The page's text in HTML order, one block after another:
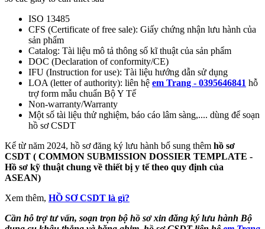
ISO 13485
CFS (Certificate of free sale): Giấy chứng nhận lưu hành của
sản phẩm
Catalog: Tài liệu mô tả thông số kĩ thuật của sản phẩm
DOC (Declaration of conformity/CE)
IFU (Instruction for use): Tài liệu hướng dẫn sử dụng
LOA (letter of authority): liên hệ em Trang - 0395646841 hỗ
trợ form mẫu chuẩn Bộ Y Tế
Non-warranty/Warranty
Một số tài liệu thử nghiệm, báo cáo lâm sàng,.... dùng để soạn
hồ sơ CSDT
Kể từ năm 2024, hồ sơ đăng ký lưu hành bổ sung thêm hồ sơ
CSDT ( COMMON SUBMISSION DOSSIER TEMPLATE -
Hồ sơ kỹ thuật chung về thiết bị y tế theo quy định của
ASEAN)
Xem thêm, HỒ SƠ CSDT là gì?
Cần hỗ trợ tư vấn, soạn trọn bộ hồ sơ xin đăng ký lưu hành Bộ